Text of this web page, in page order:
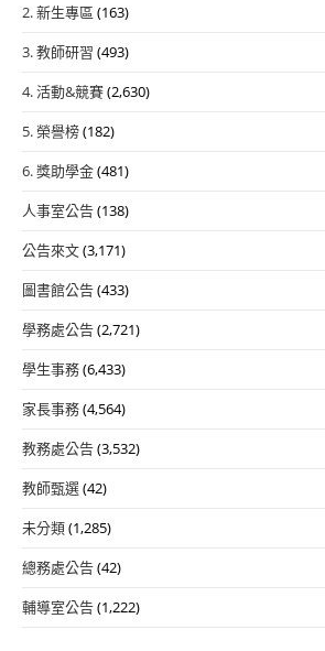
2. 新生專區 (163)
3. 教師研習 (493)
4. 活動&競賽(2,630)
5. 榮譽榜(182)
6. 獎助學金(481)
人事室公告(138)
公告來文(3,171)
圖書館公告(433)
學務處公告(2,721)
學生事務(6,433)
家長事務(4,564)
教務處公告(3,532)
教師甄選(42)
未分類(1,285)
總務處公告(42)
輔導室公告(1,222)